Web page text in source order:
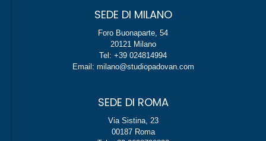
SEDE DI MILANO
Foro Buonaparte, 54
20121 Milano
Tel: +39 024814994
Email: milano@studiopadovan.com
SEDE DI ROMA
Via Sistina, 23
00187 Roma